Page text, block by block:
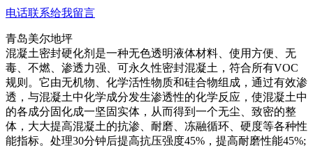
电话联系给我留言
青岛美尔地坪
混凝土密封硬化剂是一种无色透明液体材料、使用方便、无
毒、不燃、渗透力强、可永久性密封混凝土，符合所有VOC
规则。它由无机物、化学活性物质和硅合物组成，通过有效渗
透，与混凝土中化学成分发生渗透性的化学反应，使混凝土中
的各成分固化成一坚固实体，从而得到一个无尘、致密的整
体，大大提高混凝土的抗渗、耐磨、冻融循环、硬度等各种性
能指标。处理30分钟后提高抗压强度45%，提高耐磨性能45%;